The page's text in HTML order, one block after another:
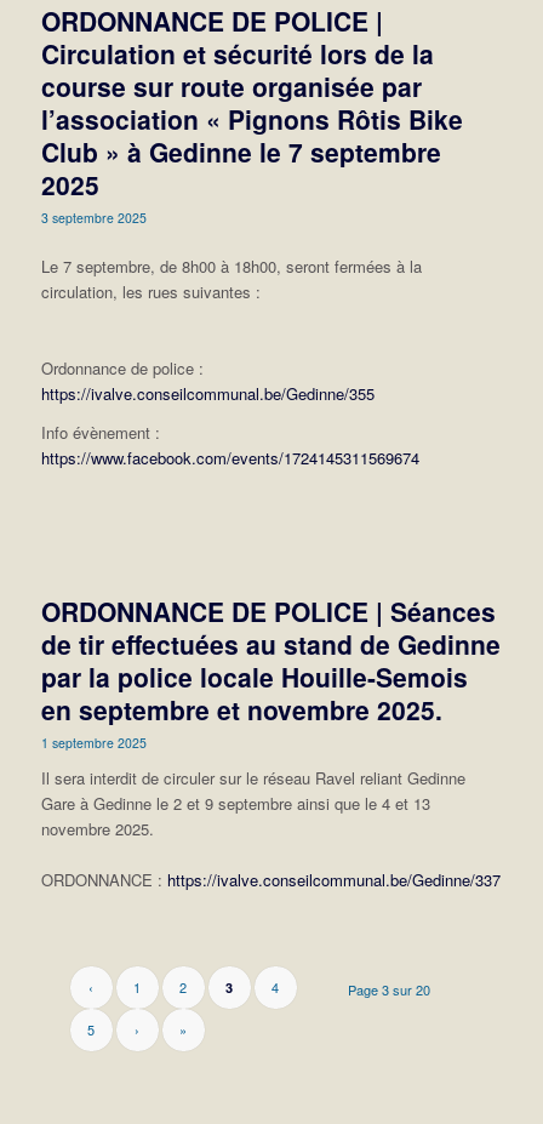
ORDONNANCE DE POLICE |
Circulation et sécurité lors de la
course sur route organisée par
l’association « Pignons Rôtis Bike
Club » à Gedinne le 7 septembre
2025
3 septembre 2025
Le 7 septembre, de 8h00 à 18h00, seront fermées à la
circulation, les rues suivantes :
Ordonnance de police :
https://ivalve.conseilcommunal.be/Gedinne/355
Info évènement :
https://www.facebook.com/events/1724145311569674
ORDONNANCE DE POLICE | Séances
de tir effectuées au stand de Gedinne
par la police locale Houille-Semois
en septembre et novembre 2025.
1 septembre 2025
Il sera interdit de circuler sur le réseau Ravel reliant Gedinne
Gare à Gedinne le 2 et 9 septembre ainsi que le 4 et 13
novembre 2025.
ORDONNANCE : https://ivalve.conseilcommunal.be/Gedinne/337
Page 3 sur 20
‹ 1 2 3 4
5 › »